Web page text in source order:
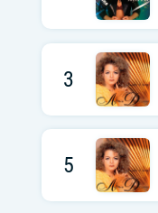
3
5